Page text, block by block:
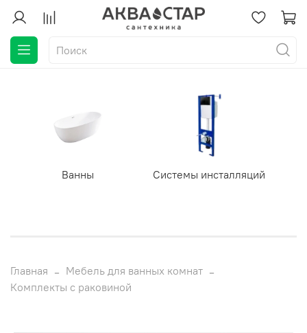
Ванны Системы инсталляций
Главная
Мебель для ванных комнат
Комплекты с раковиной